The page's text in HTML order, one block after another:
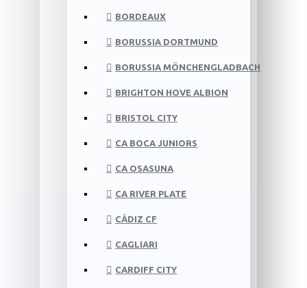
BORDEAUX
BORUSSIA DORTMUND
BORUSSIA MÖNCHENGLADBACH
BRIGHTON HOVE ALBION
BRISTOL CITY
CA BOCA JUNIORS
CA OSASUNA
CA RIVER PLATE
CÁDIZ CF
CAGLIARI
CARDIFF CITY